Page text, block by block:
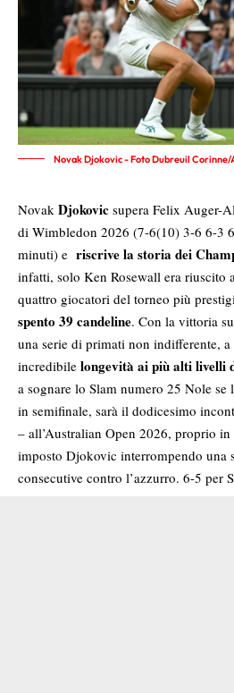
Novak Djokovic - Foto Dubreuil
Novak Djokovic supera Felix Auger-
di Wimbledon 2026 (7-6(10) 3-6 6-3
minuti) e riscrive la storia dei
infatti, solo Ken Rosewall era riuscito
quattro giocatori del torneo più
spento 39 candeline. Con la vittoria
una serie di primati non indifferente, a
incredibile longevità ai più alti livelli
a sognare lo Slam numero 25 Nole se
in semifinale, sarà il dodicesimo
– all’Australian Open 2026, proprio
imposto Djokovic interrompendo una
consecutive contro l’azzurro. 6-5 per